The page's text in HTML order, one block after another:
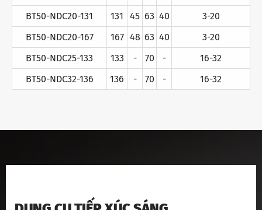
BT50-NDC20-131
131 45 63 40
3-20
BT50-NDC20-167
167 48 63 40
3-20
BT50-NDC25-133
133 - 70 -
16-32
BT50-NDC32-136
136 - 70 - 16-32